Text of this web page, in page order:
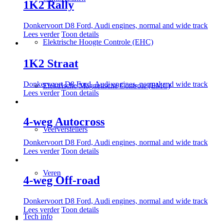
Elektrische Hoogte Controle (EHC)
Elektrische Magnetische Controle (EMC)
Veerverstellers
Veren
Tech info
1K2 Rally
Donkervoort D8 Ford, Audi engines, normal and wide track
Lees verder Toon details
1K2 Straat
Donkervoort D8 Ford, Audi engines, normal and wide track
Lees verder Toon details
4-weg Autocross
Donkervoort D8 Ford, Audi engines, normal and wide track
Lees verder Toon details
4-weg Off-road
Donkervoort D8 Ford, Audi engines, normal and wide track
Lees verder Toon details